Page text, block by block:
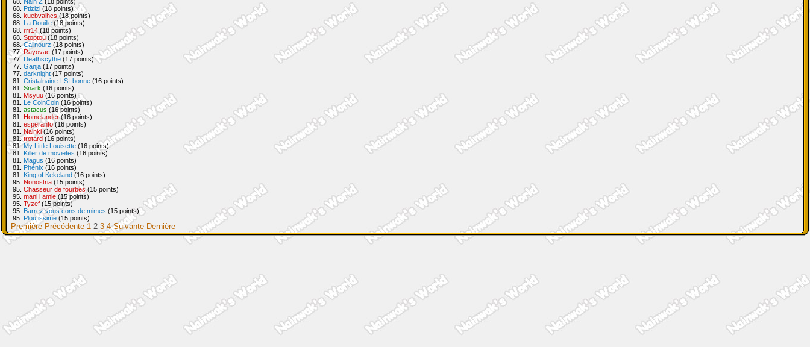
68. Ptizizi (18 points)
68. kuebvalhcs (18 points)
68. La Douille(18 points)
68. rrr14 (18 points)
68. Stoptou (18 points)
68.Calinourz (18 points)
77.Rayovac (17 points)
77. Deathscythe (17 points)
77. Ganja (17 points)
77. darknight (17 points)
81. Cristalnaine-LSI-bonne (16 points)
81. Snark (16 points)
81. Msyuu (16 points)
81. Le CoinCoin (16 points)
81. astacus (16 points)
81. Homelander(16 points)
81. esperanto(16 points)
81. Nainki(16 points)
81.trotard (16 points)
81.My Little Louisette (16 points)
81. Killer de movietes (16 points)
81. Magus (16 points)
81. Phénix (16 points)
81. King of Kekeland (16 points)
95. Nonostria (15 points)
95. Chasseur de fourbes(15 points)
95. mani l amie (15 points)
95. Tyzef (15 points)
95. Barrez vous cons de mimes (15 points)
95. Ploufissime (15 points)
Première Précédente 1 2 3 4 Suivante Dernière